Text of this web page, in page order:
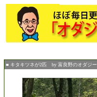
■ キタキツネが2匹 by 富良野のオダジー